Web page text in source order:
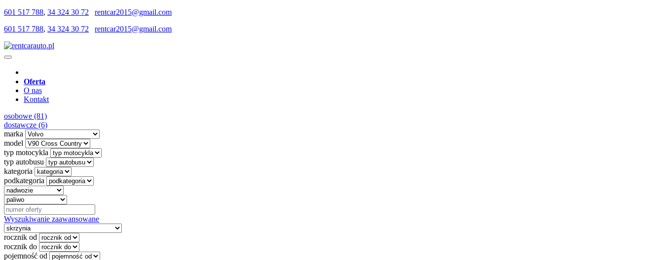
601 517 788, 34 324 30 72
rentcar2015@gmail.com
601 517 788, 34 324 30 72 rentcar2015@gmail.com
Oferta
O nas
Kontakt
osobowe (81)
dostawcze (6)
marka
model
typ motocykla
typ autobusu
kategoria
podkategoria
Wyszukiwanie zaawansowane
rocznik od
rocznik do
pojemność od